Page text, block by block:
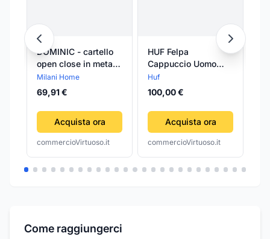
DOMINIC - cartello
open close in metallo
Bianco
Milani Home
69,91 €
Acquista ora
commercioVirtuoso.it
HUF Felpa
Cappuccio Uomo
Domestic P/o Hoodie
Smu Ita Black
Huf
100,00 €
Acquista ora
commercioVirtuoso.it
Come raggiungerci